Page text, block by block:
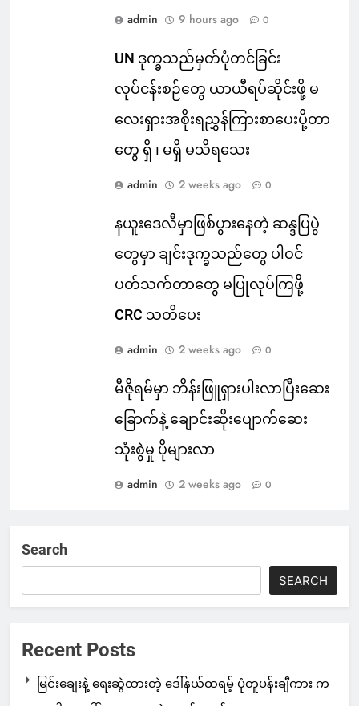
admin 9 hours ago 0
UN ဒုက္ခသည်မှတ်ပုံတင်ခြင်း
လုပ်ငန်းစဉ်တွေ ယာယီရပ်ဆိုင်းဖို့ မ
လေးရှားအစိုးရညွှန်ကြားစာပေးပို့တာ
တွေ ရှိ ၊ မရှိ မသိရသေး
admin 2 weeks ago 0
နယူးဒေလီမှာဖြစ်ပွားနေတဲ့ ဆန္ဒပြပွဲ
တွေမှာ ချင်းဒုက္ခသည်တွေ ပါဝင်
ပတ်သက်တာတွေ မပြုလုပ်ကြဖို့
CRC သတိပေး
admin 2 weeks ago 0
မီဇိုရမ်မှာ ဘိန်းဖြူရှားပါးလာပြီးဆေး
ခြောက်နဲ့ ချောင်းဆိုးပျောက်ဆေး
သုံးစွဲမှု ပိုများလာ
admin 2 weeks ago 0
Search
SEARCH
Recent Posts
မြင်းချေးနဲ့ ရေးဆွဲထားတဲ့ ဒေါ်နယ်ထရမ့် ပုံတူပန်းချီကား က